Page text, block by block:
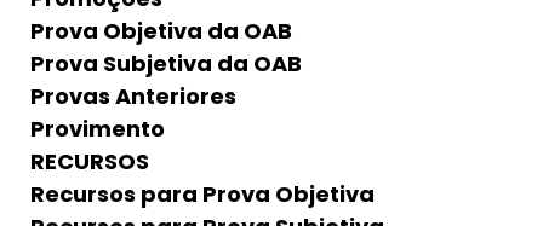
Prova Objetiva da OAB
Prova Subjetiva da OAB
Provas Anteriores
Provimento
RECURSOS
Recursos para Prova Objetiva